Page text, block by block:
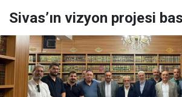
Sivas’ın vizyon projesi